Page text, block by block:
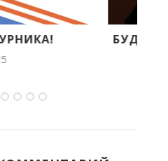
В ЛИЦАХ: ЛИЛИАНА
ПОКОРЯЕТ...